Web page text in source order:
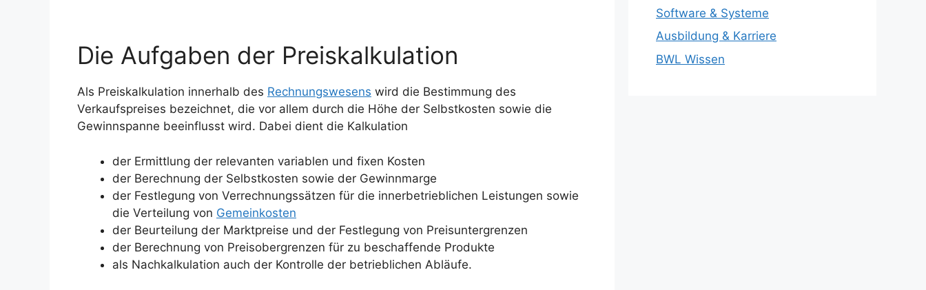
V
i
d
e
o
Die Aufgaben der Preiskalkulation
Als Preiskalkulation innerhalb des Rechnungswesens wird die Bestimmung des
Verkaufspreises bezeichnet, die vor allem durch die Höhe der Selbstkosten sowie die
Gewinnspanne beeinflusst wird. Dabei dient die Kalkulation
der Ermittlung der relevanten variablen und fixen Kosten
der Berechnung der Selbstkosten sowie der Gewinnmarge
der Festlegung von Verrechnungssätzen für die innerbetrieblichen Leistungen sowie
die Verteilung von Gemeinkosten
der Beurteilung der Marktpreise und der Festlegung von Preisuntergrenzen
der Berechnung von Preisobergrenzen für zu beschaffende Produkte
als Nachkalkulation auch der Kontrolle der betrieblichen Abläufe.
Software & Systeme
Ausbildung & Karriere
BWL Wissen